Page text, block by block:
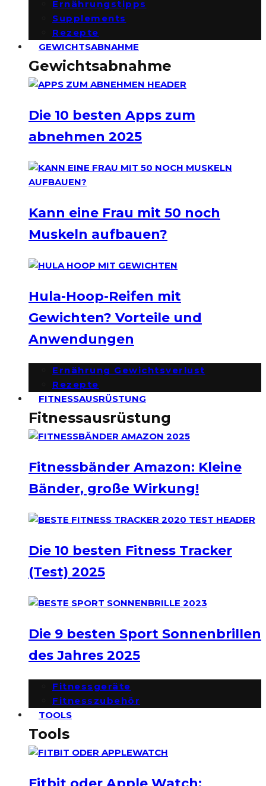
Ernährungstipps
Supplements
Rezepte
GEWICHTSABNAHME
Gewichtsabnahme
Die 10 besten Apps zum
abnehmen 2025
Kann eine Frau mit 50 noch
Muskeln aufbauen?
Hula-Hoop-Reifen mit
Gewichten? Vorteile und
Anwendungen
Ernährung Gewichtsverlust
Rezepte
FITNESSAUSRÜSTUNG
Fitnessausrüstung
Fitnessbänder Amazon: Kleine
Bänder, große Wirkung!
Die 10 besten Fitness Tracker
(Test) 2025
Die 9 besten Sport Sonnenbrillen
des Jahres 2025
Fitnessgeräte
Fitnesszubehör
TOOLS
Tools